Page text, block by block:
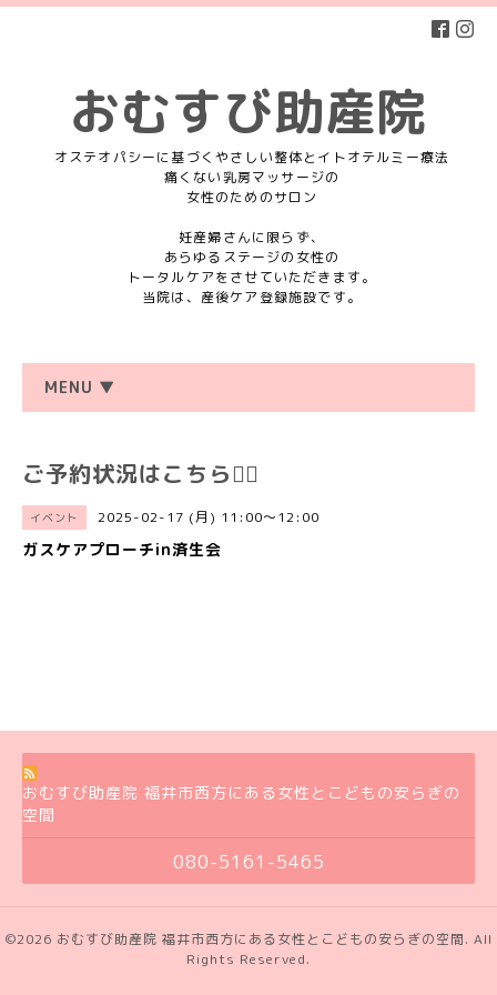
おむすび助産院
オステオパシーに基づくやさしい整体とイトオテルミー療法
痛くない乳房マッサージの
女性のためのサロン
妊産婦さんに限らず、
あらゆるステージの女性の
トータルケアをさせていただきます。
当院は、産後ケア登録施設です。
MENU ▼
ご予約状況はこちら💁‍♀️
イベント 2025-02-17 (月) 11:00～12:00
ガスケアプローチin済生会
おむすび助産院 福井市西方にある女性とこどもの安らぎの
空間
080-5161-5465
©2026 おむすび助産院 福井市西方にある女性とこどもの安らぎの空間. All
Rights Reserved.